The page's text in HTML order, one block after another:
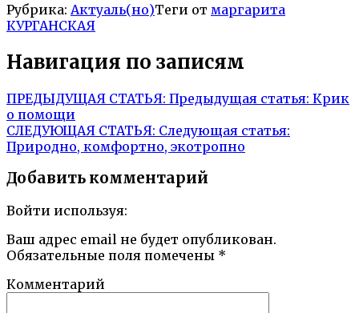
Рубрика: Актуаль(но)Теги от маргарита
КУРГАНСКАЯ
Навигация по записям
ПРЕДЫДУЩАЯ СТАТЬЯ: Предыдущая статья: Крик
о помощи
СЛЕДУЮЩАЯ СТАТЬЯ: Следующая статья:
Природно, комфортно, экотропно
Добавить комментарий
Войти используя:
Ваш адрес email не будет опубликован.
Обязательные поля помечены *
Комментарий